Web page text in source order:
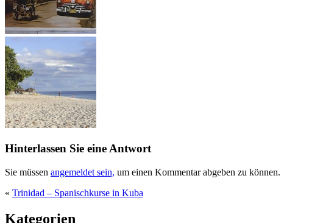
Hinterlassen Sie eine Antwort
Sie müssen angemeldet sein, um einen Kommentar abgeben zu können.
« Trinidad – Spanischkurse in Kuba
Kategorien